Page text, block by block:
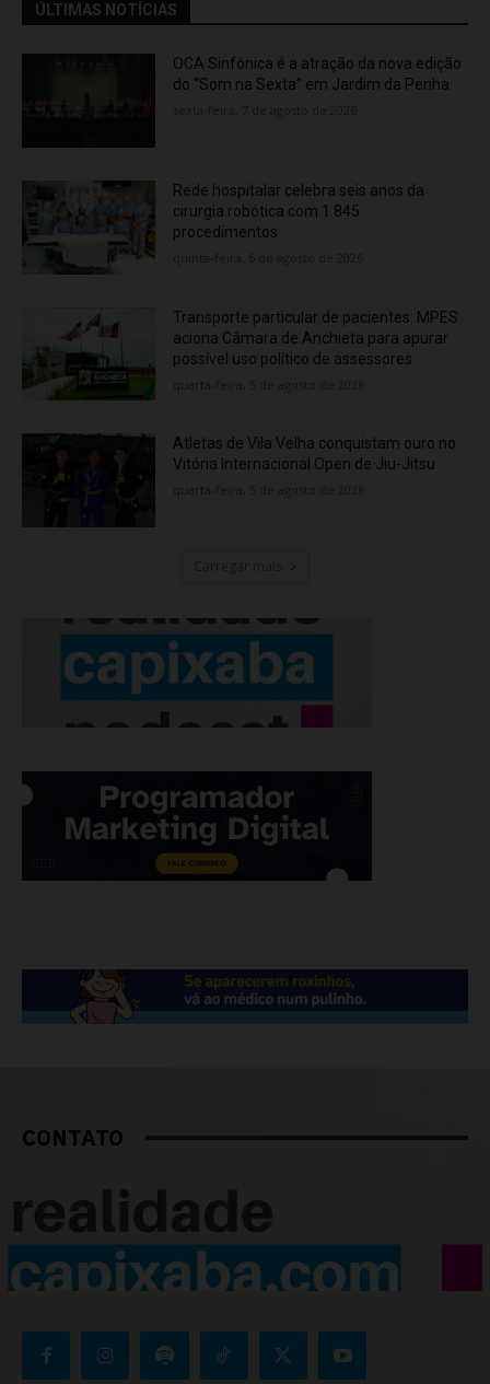
ÚLTIMAS NOTÍCIAS
OCA Sinfônica é a atração da nova edição
do “Som na Sexta” em Jardim da Penha
Rede hospitalar celebra seis anos da
cirurgia robótica com 1.845
procedimentos
Transporte particular de pacientes: MPES
aciona Câmara de Anchieta para apurar
possível uso político de assessores
Atletas de Vila Velha conquistam ouro no
Vitória Internacional Open de Jiu-Jitsu
CONTATO